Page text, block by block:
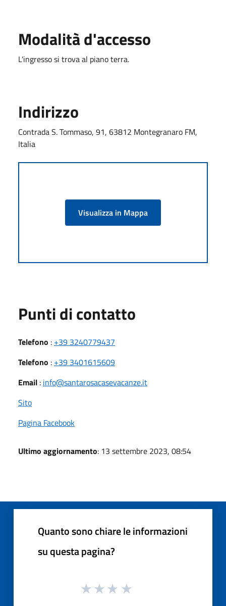
Modalità d'accesso
L'ingresso si trova al piano terra.
Indirizzo
Contrada S. Tommaso, 91, 63812 Montegranaro FM,
Italia
Visualizza in Mappa
Punti di contatto
Telefono : +39 3240779437
Telefono : +39 3401615609
Email : info@santarosacasevacanze.it
Sito
Pagina Facebook
Ultimo aggiornamento: 13 settembre 2023, 08:54
Quanto sono chiare le informazioni
su questa pagina?